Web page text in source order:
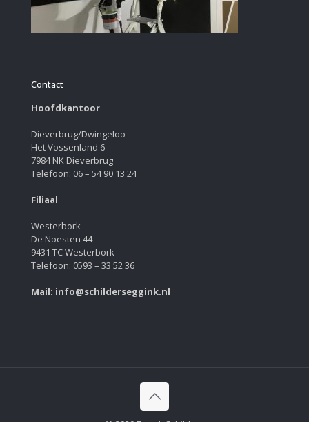
Contact
Hoofdkantoor
Dieverbrug/Dwingeloo
Het Vossenland 6
7984 NK Dieverbrug
Telefoon: 06 – 54 90 13 24
Filiaal
Westerbork
De Noesten 44
9431 TC Westerbork
Telefoon: 0593 – 33 52 36
Mail: info@schilderseggink.nl